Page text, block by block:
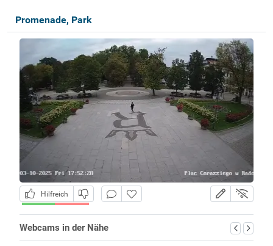
Promenade, Park
Hilfreich
Webcams in der Nähe